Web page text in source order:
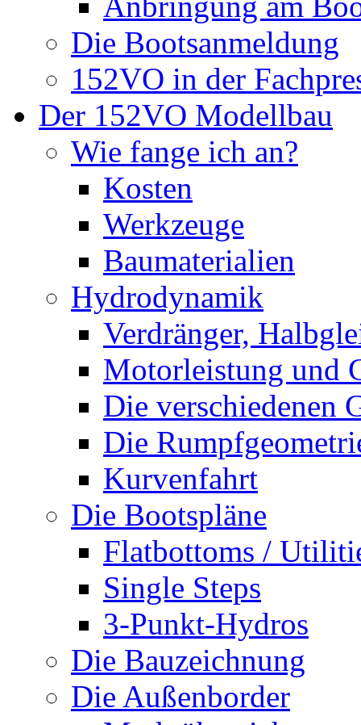
Die Bootsanmeldung
152VO in der
Der 152VO Modellbau
Wie fange ich an?
Kosten
Werkzeuge
Baumaterialien
Hydrodynamik
Verdränger,
Motorleistung und
Die verschiedenen
Die
Kurvenfahrt
Die Bootspläne
Flatbottoms /
Single Steps
3-Punkt-Hydros
Die Bauzeichnung
Die Außenborder